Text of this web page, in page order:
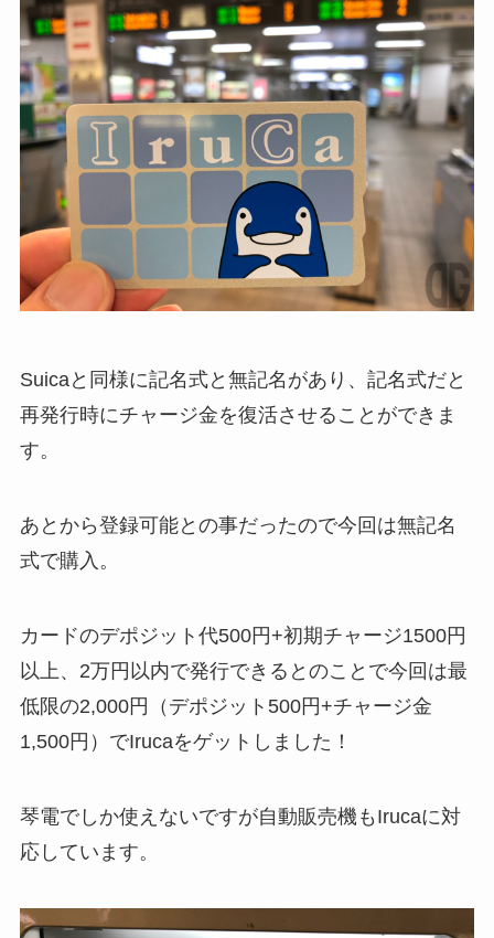
Suicaと同様に記名式と無記名があり、記名式だと
再発行時にチャージ金を復活させることができま
す。
あとから登録可能との事だったので今回は無記名
式で購入。
カードのデポジット代500円+初期チャージ1500円
以上、2万円以内で発行できるとのことで今回は最
低限の2,000円（デポジット500円+チャージ金
1,500円）でIrucaをゲットしました！
琴電でしか使えないですが自動販売機もIrucaに対
応しています。